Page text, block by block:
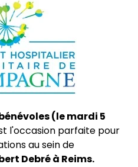
(le mardi 5
l'occasion parfaite pour
au sein de
Debré à Reims.